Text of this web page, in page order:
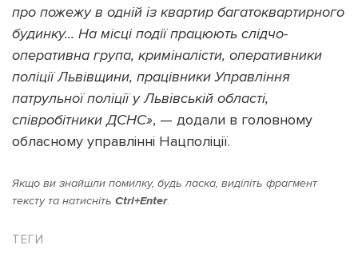
про пожежу в одній із квартир багатоквартирного
будинку... На місці події працюють слідчо-
оперативна група, криміналісти, оперативники
поліції Львівщини, працівники Управління
патрульної поліції у Львівській області,
співробітники ДСНС», — додали в головному
обласному управлінні Нацполіції.
Якщо ви знайшли помилку, будь ласка, виділіть фрагмент
тексту та натисніть Ctrl+Enter.